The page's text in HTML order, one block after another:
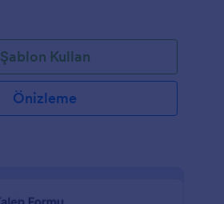
Şablon Kullan
Önizleme